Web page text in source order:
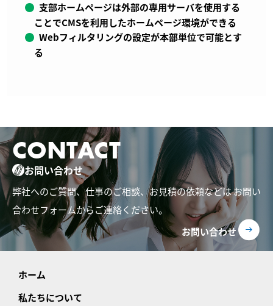
支部ホームページは外部の専用サーバを使用する
ことでCMSを利用したホームページ環境ができる
Webフィルタリングの設定が本部単位で可能とす
る
CONTACT
お問い合わせ
弊社へのご質問、仕事のご相談、お見積の依頼などはお問い
合わせフォームからご連絡ください。
お問い合わせ
ホーム
私たちについて